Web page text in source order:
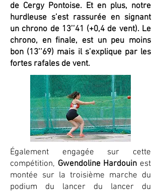
de Cergy Pontoise. Et en plus, notre
hurdleuse s’est rassurée en signant
un chrono de 13’’41 (+0,4 de vent). Le
chrono, en finale, est un peu moins
bon (13’’69) mais il s’explique par les
fortes rafales de vent.
Également engagée sur cette
compétition, Gwendoline Hardouin est
montée sur la troisième marche du
podium du lancer du lancer du